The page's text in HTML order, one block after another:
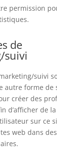
permission
de
suivi
suivi
autre forme de
créer des
d’afficher de
sur ce
web dans